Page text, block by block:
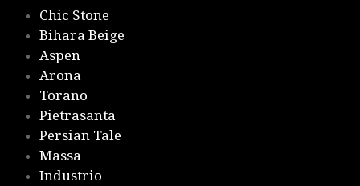
Chic Stone
Bihara Beige
Aspen
Arona
Torano
Pietrasanta
Persian Tale
Massa
Industrio